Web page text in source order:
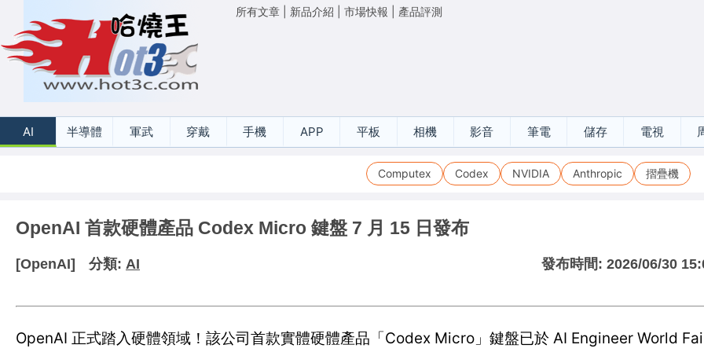
所有文章 新品介紹 市場快報 產品評測
AI 半導體 軍武 穿戴 手機 APP 平板 相機 影音 筆電 儲存 電視
Computex Codex NVIDIA Anthropic 摺疊機
OpenAI 首款硬體產品 Codex Micro 鍵盤 7 月 15 日發布
[OpenAI] 分類: AI 發布時間: 2026/06/30
OpenAI 正式踏入硬體領域！該公司首款實體硬體產品「Codex Micro」鍵盤已於 AI Engineer World